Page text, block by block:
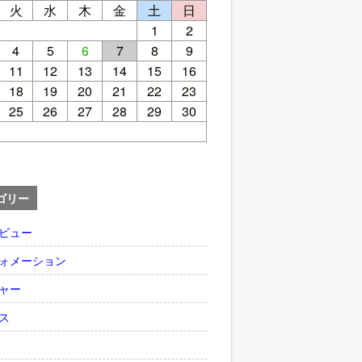
火 水 木 金 土
日
1
2
4
5 6 7 8
9
11
12 13 14 15
16
18
19 20 21 22
23
25
26 27 28 29 30
リー
ュー
メーション
ー